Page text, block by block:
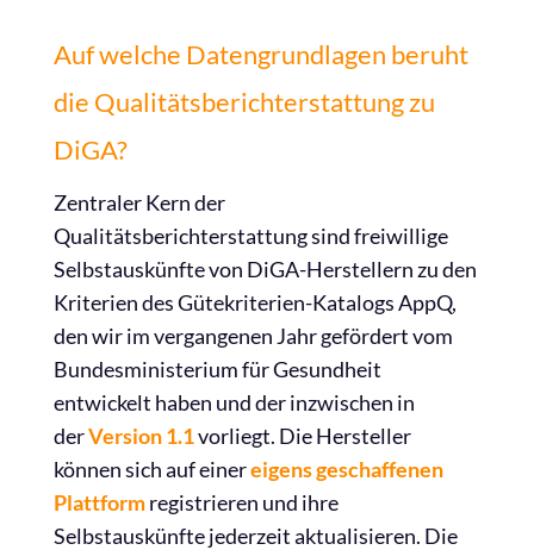
Auf welche Datengrundlagen beruht
die Qualitätsberichterstattung zu
DiGA?
Zentraler Kern der
Qualitätsberichterstattung sind freiwillige
Selbstauskünfte von DiGA-Herstellern zu den
Kriterien des Gütekriterien-Katalogs AppQ,
den wir im vergangenen Jahr gefördert vom
Bundesministerium für Gesundheit
entwickelt haben und der inzwischen in
derVersion 1.1vorliegt. Die Hersteller
können sich auf einereigens geschaffenen
Plattformregistrieren und ihre
Selbstauskünfte jederzeit aktualisieren. Die